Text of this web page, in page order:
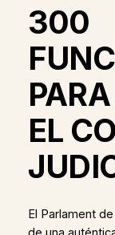
300
EL
El Parlament